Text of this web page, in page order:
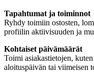
Tapahtumat ja toiminnot
Ryhdy toimiin ostosten,
profiilin aktiivisuuden ja
Kohtaiset päivämäärät
Toimi asiakastietojen,
aloituspäivän tai viimeisen